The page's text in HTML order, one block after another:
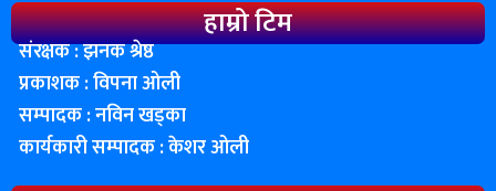
हाम्रो टिम
संरक्षक : झनक श्रेष्ठ
प्रकाशक : विपना ओली
सम्पादक : नविन खड्का
कार्यकारी सम्पादक : केशर ओली